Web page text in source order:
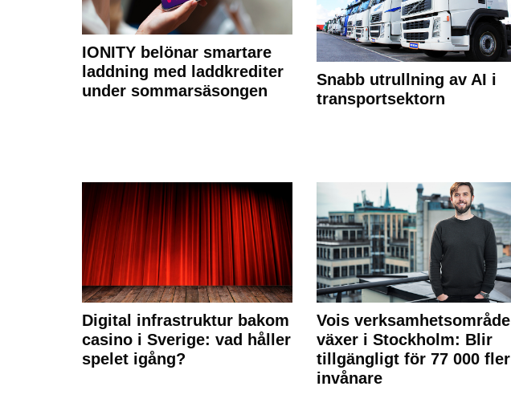
IONITY belönar smartare
laddning med laddkrediter
under sommarsäsongen
Snabb utrullning av AI i
transportsektorn
Digital infrastruktur bakom
casino i Sverige: vad håller
spelet igång?
Vois verksamhetsområde
växer i Stockholm: Blir
tillgängligt för 77 000 fler
invånare